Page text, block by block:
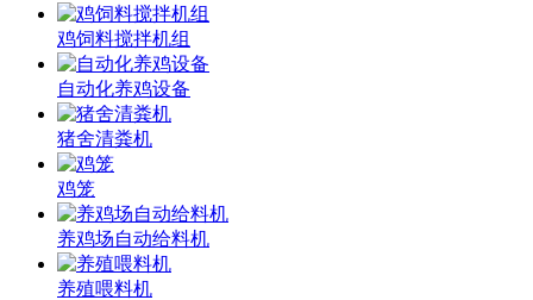
鸡饲料搅拌机组
自动化养鸡设备
猪舍清粪机
鸡笼
养鸡场自动给料机
养殖喂料机